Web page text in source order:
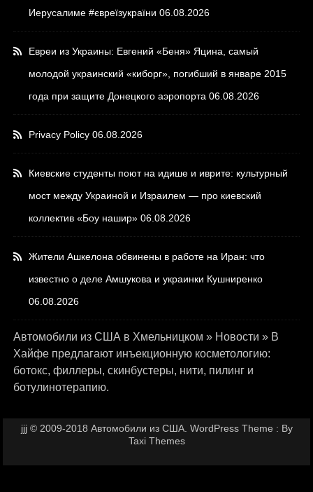
Иерусалиме #євреїзукраїни 06.08.2026
Евреи из Украины: Евгений «Беня» Яцина, самый
молодой украинский «киборг», погибший в январе 2015
года при защите Донецкого аэропорта 06.08.2026
Privacy Policy 06.08.2026
Киевские студенты поют на идише и иврите: культурный
мост между Украиной и Израилем — про киевский
коллектив «Боу нашир» 06.08.2026
Жители Ашкелона обвинены в работе на Иран: что
известно о деле Амшукова и украинки Кушниренко
06.08.2026
Автомобили из США в Хмельницком » Новости » В
Хайфе предлагают инъекционную косметологию:
ботокс, филлеры, скинбустеры, нити, пилинг и
ботулинотерапию.
jjj © 2009-2018 Автомобили из США. WordPress Theme : By
Taxi Themes